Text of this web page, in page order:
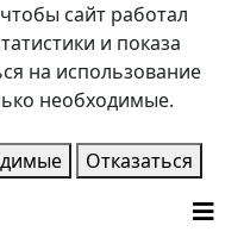
сайт работал
и показа
на использование
необходимые.
Отказаться